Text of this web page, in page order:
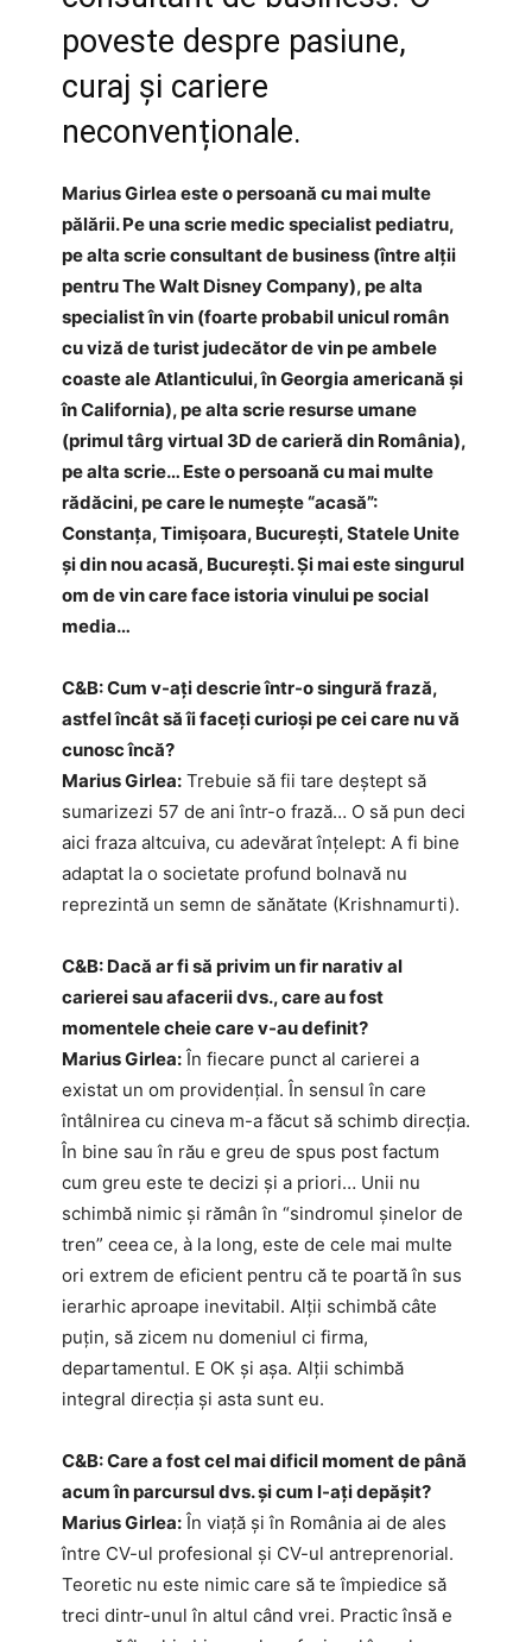
poveste despre pasiune,
curaj și cariere
neconvenționale.
Marius Girlea este o persoană cu mai multe
pălării. Pe una scrie medic specialist pediatru,
pe alta scrie consultant de business (între alții
pentru The Walt Disney Company), pe alta
specialist în vin (foarte probabil unicul român
cu viză de turist judecător de vin pe ambele
coaste ale Atlanticului, în Georgia americană și
în California), pe alta scrie resurse umane
(primul târg virtual 3D de carieră din România),
pe alta scrie… Este o persoană cu mai multe
rădăcini, pe care le numește “acasă”:
Constanța, Timișoara, București, Statele Unite
și din nou acasă, București. Și mai este singurul
om de vin care face istoria vinului pe social
media…
C&B: Cum v-ați descrie într-o singură frază,
astfel încât să îi faceți curioși pe cei care nu vă
cunosc încă?
Marius Girlea: Trebuie să fii tare deștept să
sumarizezi 57 de ani într-o frază… O să pun deci
aici fraza altcuiva, cu adevărat înțelept: A fi bine
adaptat la o societate profund bolnavă nu
reprezintă un semn de sănătate (Krishnamurti).
C&B: Dacă ar fi să privim un fir narativ al
carierei sau afacerii dvs., care au fost
momentele cheie care v-au definit?
Marius Girlea: În fiecare punct al carierei a
existat un om providențial. În sensul în care
întâlnirea cu cineva m-a făcut să schimb direcția.
În bine sau în rău e greu de spus post factum
cum greu este te decizi și a priori… Unii nu
schimbă nimic și rămân în “sindromul șinelor de
tren” ceea ce, à la long, este de cele mai multe
ori extrem de eficient pentru că te poartă în sus
ierarhic aproape inevitabil. Alții schimbă câte
puțin, să zicem nu domeniul ci firma,
departamentul. E OK și așa. Alții schimbă
integral direcția și asta sunt eu.
C&B: Care a fost cel mai dificil moment de până
acum în parcursul dvs. și cum l-ați depășit?
Marius Girlea: În viață și în România ai de ales
între CV-ul profesional și CV-ul antreprenorial.
Teoretic nu este nimic care să te împiedice să
treci dintr-unul în altul când vrei. Practic însă e